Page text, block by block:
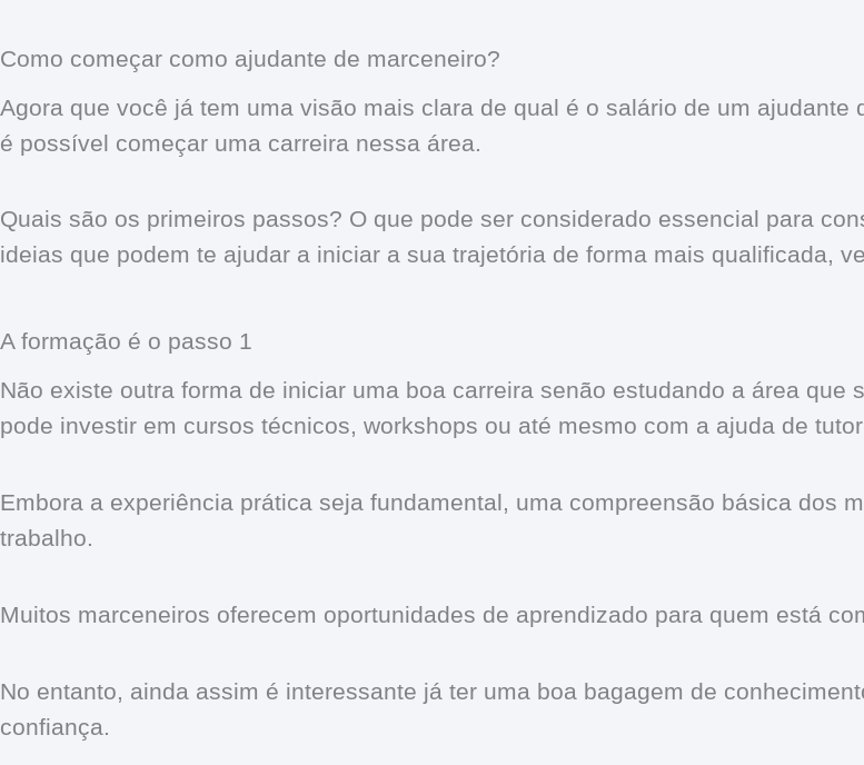
Como começar como ajudante de marceneiro?
Agora que você já tem uma visão mais clara de qual é o salário de um
é possível começar uma carreira nessa área.
Quais são os primeiros passos? O que pode ser considerado essencial para
ideias que podem te ajudar a iniciar a sua trajetória de forma mais qualificada,
A formação é o passo 1
Não existe outra forma de iniciar uma boa carreira senão estudando a área
pode investir em cursos técnicos, workshops ou até mesmo com a ajuda de
Embora a experiência prática seja fundamental, uma compreensão básica dos
trabalho.
Muitos marceneiros oferecem oportunidades de aprendizado para quem está
No entanto, ainda assim é interessante já ter uma boa bagagem de
confiança.